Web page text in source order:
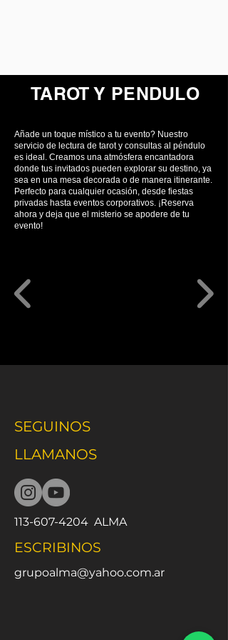
TAROT Y PENDULO
Añade un toque místico a tu evento? Nuestro
servicio de lectura de tarot y consultas al péndulo
es ideal. Creamos una atmósfera encantadora
donde tus invitados pueden explorar su destino, ya
sea en una mesa decorada o de manera itinerante.
Perfecto para cualquier ocasión, desde fiestas
privadas hasta eventos corporativos. ¡Reserva
ahora y deja que el misterio se apodere de tu
evento!
SEGUINOS
LLAMANOS
113-607-4204 ALMA
ESCRIBINOS
grupoalma@yahoo.com.ar